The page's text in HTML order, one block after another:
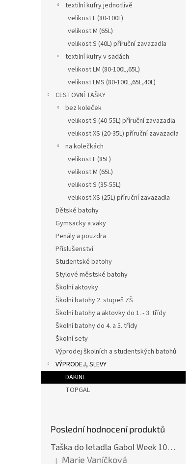
textilní kufry jednotlivě
velikost L (80-100L)
velikost M (65L)
velikost S (40L) příruční zavazadla
textilní kufry v sadách
velikost LM (80-100L,65L)
velikost LMS (80-100L,65L,40L)
CESTOVNÍ TAŠKY
bez koleček
velikost S (40-55L) příruční zavazadla
velikost XS (20-35L) příruční zavazadla
na kolečkách
velikost L (85L)
velikost M (65L)
velikost S (35-55L)
velikost XS (25L) příruční zavazadla
Dětské batohy
Gymsacky a vaky
Penály a pouzdra
Příslušenství
Studentské batohy
Stylové městské batohy
Školní aktovky
Školní batohy 2. stupeň ZŠ
Školní batohy a aktovky do 1. - 3. třídy
Školní batohy do 4. a 5. třídy
Školní sety
Výprodej školních a studentských batohů
VÝPRODEJ, SLEVY
DAKINE
TOPGAL
Poslední hodnocení produktů
Taška do letadla Gabol Week 100510 red
| Marie Vaníčková